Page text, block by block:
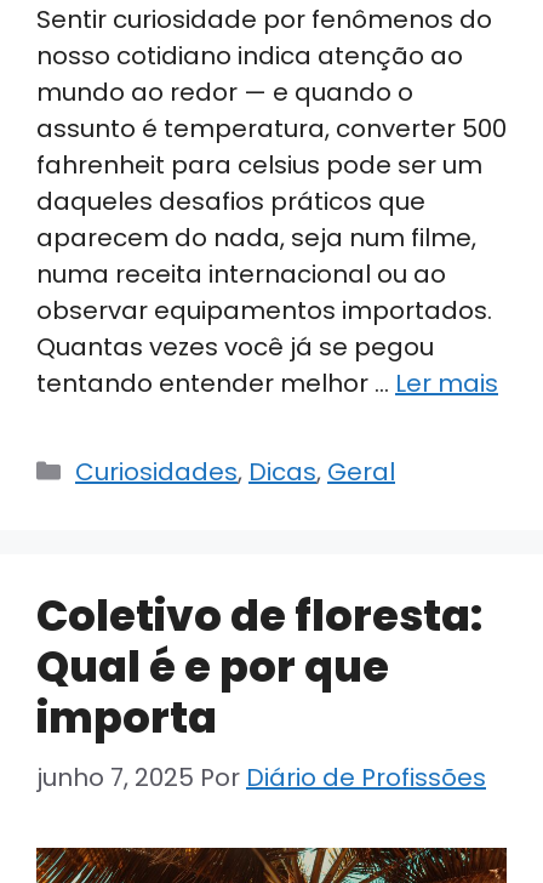
Sentir curiosidade por fenômenos do
nosso cotidiano indica atenção ao
mundo ao redor — e quando o
assunto é temperatura, converter 500
fahrenheit para celsius pode ser um
daqueles desafios práticos que
aparecem do nada, seja num filme,
numa receita internacional ou ao
observar equipamentos importados.
Quantas vezes você já se pegou
tentando entender melhor … Ler mais
Categorias
Curiosidades, Dicas, Geral
Coletivo de floresta:
Qual é e por que
importa
junho 7, 2025 Por Diário de Profissões